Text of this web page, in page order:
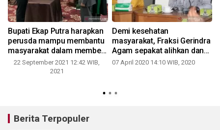
Bupati Ekap Putra harapkan
perusda mampu membantu
masyarakat dalam membeli
hasil tani
22 September 2021 12:42 WIB,
2021
Demi kesehatan
masyarakat, Fraksi Gerindra
Agam sepakat alihkan dana
pokir untuk pencegahan
07 April 2020 14:10 WIB, 2020
Berita Terpopuler